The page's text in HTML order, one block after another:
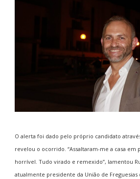
O alerta foi dado pelo próprio candidato
revelou o ocorrido. “Assaltaram-me a casa em
horrível. Tudo virado e remexido”, lamentou
atualmente presidente da União de Freguesias